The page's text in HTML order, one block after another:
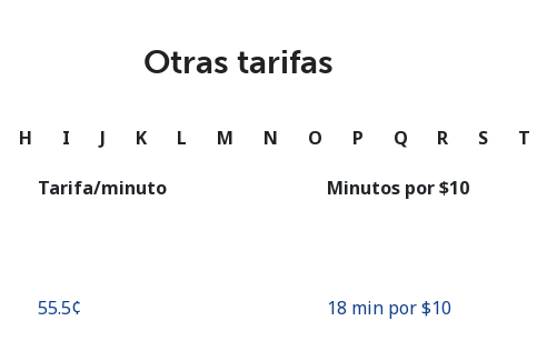
o
Otras tarifas
H I J K L M N O P Q R S T
Tarifa/minuto Minutos por ⁦$10⁩
⁦55.5¢⁩ 18 min por ⁦$10⁩